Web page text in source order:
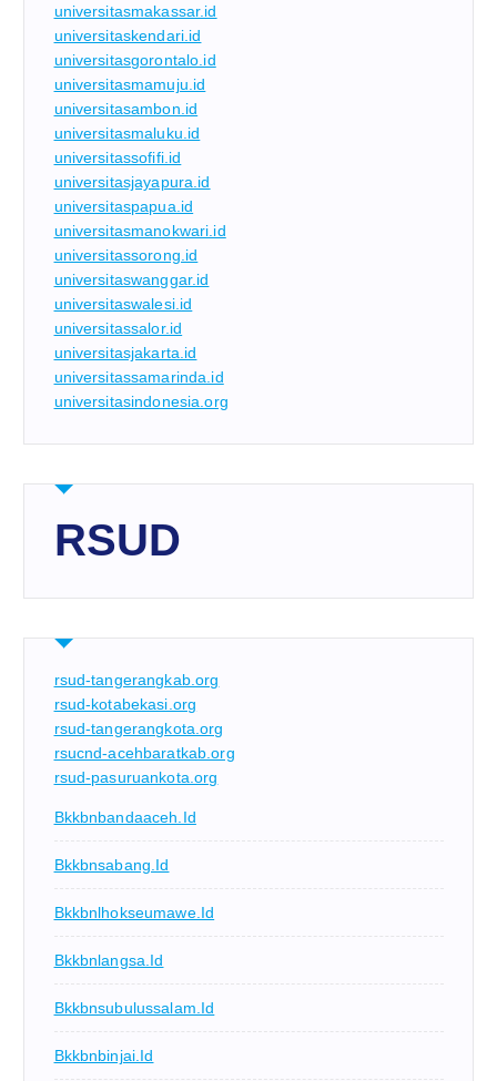
universitasmakassar.id
universitaskendari.id
universitasgorontalo.id
universitasmamuju.id
universitasambon.id
universitasmaluku.id
universitassofifi.id
universitasjayapura.id
universitaspapua.id
universitasmanokwari.id
universitassorong.id
universitaswanggar.id
universitaswalesi.id
universitassalor.id
universitasjakarta.id
universitassamarinda.id
universitasindonesia.org
RSUD
rsud-tangerangkab.org
rsud-kotabekasi.org
rsud-tangerangkota.org
rsucnd-acehbaratkab.org
rsud-pasuruankota.org
Bkkbnbandaaceh.id
Bkkbnsabang.id
Bkkbnlhokseumawe.id
Bkkbnlangsa.id
Bkkbnsubulussalam.id
Bkkbnbinjai.id